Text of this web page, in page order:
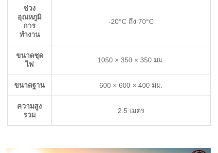
ช่วง
อุณหภูมิ
การ
ทำงาน
-20°C ถึง 70°C
ขนาดชุด
ไฟ
1050 × 350 × 350 มม.
ขนาดฐาน 600 × 600 × 400 มม.
ความสูง
รวม
2.5 เมตร